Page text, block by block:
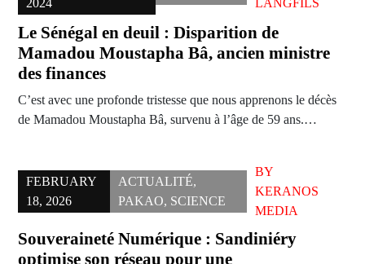
2024
LANGFILS
Le Sénégal en deuil : Disparition de
Mamadou Moustapha Bâ, ancien ministre
des finances
C’est avec une profonde tristesse que nous apprenons le décès
de Mamadou Moustapha Bâ, survenu à l’âge de 59 ans.…
FEBRUARY
18, 2026
ACTUALITÉ,
PAKAO, SCIENCE
BY
KERANOS
MEDIA
Souveraineté Numérique : Sandiniéry
optimise son réseau pour une